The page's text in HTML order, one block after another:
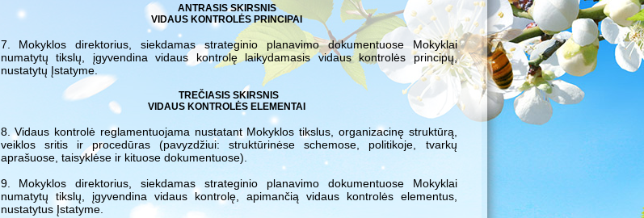
ANTRASIS SKIRSNIS
VIDAUS KONTROLĖS PRINCIPAI
7. Mokyklos direktorius, siekdamas strateginio planavimo dokumentuose Mokyklai
numatytų tikslų, įgyvendina vidaus kontrolę laikydamasis vidaus kontrolės principų,
nustatytų Įstatyme.
TREČIASIS SKIRSNIS
VIDAUS KONTROLĖS ELEMENTAI
8. Vidaus kontrolė reglamentuojama nustatant Mokyklos tikslus, organizacinę struktūrą,
veiklos sritis ir procedūras (pavyzdžiui: struktūrinėse schemose, politikoje, tvarkų
aprašuose, taisyklėse ir kituose dokumentuose).
9. Mokyklos direktorius, siekdamas strateginio planavimo dokumentuose Mokyklai
numatytų tikslų, įgyvendina vidaus kontrolę, apimančią vidaus kontrolės elementus,
nustatytus Įstatyme.